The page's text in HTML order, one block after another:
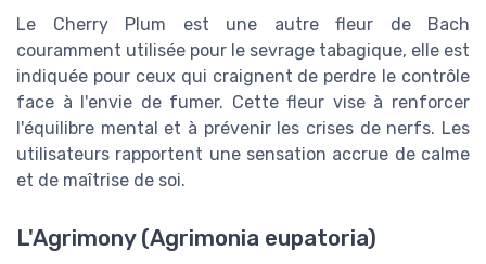
Le Cherry Plum est une autre fleur de Bach
couramment utilisée pour le sevrage tabagique, elle est
indiquée pour ceux qui craignent de perdre le contrôle
face à l'envie de fumer. Cette fleur vise à renforcer
l'équilibre mental et à prévenir les crises de nerfs. Les
utilisateurs rapportent une sensation accrue de calme
et de maîtrise de soi.
L'Agrimony (Agrimonia eupatoria)